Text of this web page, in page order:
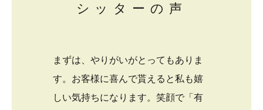
シッターの声
まずは、やりがいがとってもありま
す。お客様に喜んで貰えると私も嬉
しい気持ちになります。笑顔で「有